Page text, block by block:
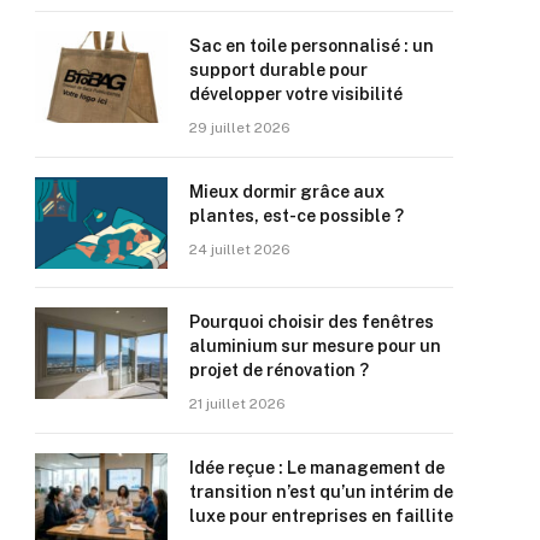
Sac en toile personnalisé : un
support durable pour
développer votre visibilité
29 juillet 2026
Mieux dormir grâce aux
plantes, est-ce possible ?
24 juillet 2026
Pourquoi choisir des fenêtres
aluminium sur mesure pour un
projet de rénovation ?
21 juillet 2026
Idée reçue : Le management de
transition n’est qu’un intérim de
luxe pour entreprises en faillite